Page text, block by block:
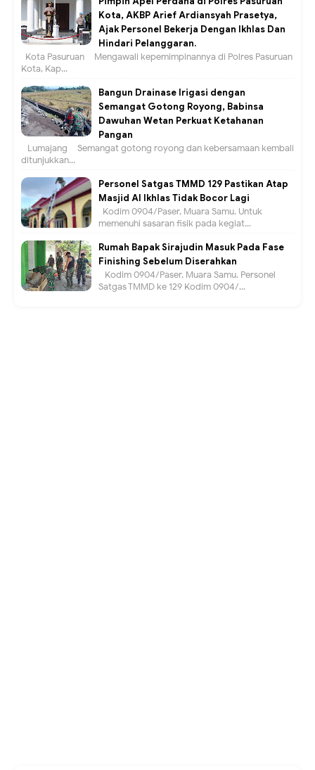
Kota, AKBP Arief Ardiansyah Prasetya,
Ajak Personel Bekerja Dengan Ikhlas Dan
Hindari Pelanggaran.
Kota Pasuruan – Mengawali kepemimpinannya di Polres Pasuruan
Kota, Kap...
Bangun Drainase Irigasi dengan
Semangat Gotong Royong, Babinsa
Dawuhan Wetan Perkuat Ketahanan
Pangan
Lumajang – Semangat gotong royong dan kebersamaan kembali
ditunjukkan...
Personel Satgas TMMD 129 Pastikan Atap
Masjid Al Ikhlas Tidak Bocor Lagi
Kodim 0904/Paser, Muara Samu. Untuk
memenuhi sasaran fisik pada kegiat...
Rumah Bapak Sirajudin Masuk Pada Fase
Finishing Sebelum Diserahkan
Kodim 0904/Paser, Muara Samu. Personel
Satgas TMMD ke 129 Kodim 0904/...